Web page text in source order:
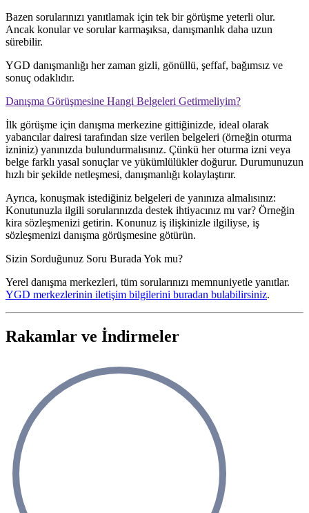
Bazen sorularınızı yanıtlamak için tek bir görüşme yeterli olur.
Ancak konular ve sorular karmaşıksa, danışmanlık daha uzun
sürebilir.
YGD danışmanlığı her zaman gizli, gönüllü, şeffaf, bağımsız ve
sonuç odaklıdır.
Danışma Görüşmesine Hangi Belgeleri Getirmeliyim?
İlk görüşme için danışma merkezine gittiğinizde, ideal olarak
yabancılar dairesi tarafından size verilen belgeleri (örneğin oturma
izniniz) yanınızda bulundurmalısınız. Çünkü her oturma izni veya
belge farklı yasal sonuçlar ve yükümlülükler doğurur. Durumunuzun
hızlı bir şekilde netleşmesi, danışmanlığı kolaylaştırır.
Ayrıca, konuşmak istediğiniz belgeleri de yanınıza almalısınız:
Konutunuzla ilgili sorularınızda destek ihtiyacınız mı var? Örneğin
kira sözleşmenizi getirin. Konunuz iş ilişkinizle ilgiliyse, iş
sözleşmenizi danışma görüşmesine götürün.
Sizin Sorduğunuz Soru Burada Yok mu?
Yerel danışma merkezleri, tüm sorularınızı memnuniyetle yanıtlar.
YGD merkezlerinin iletişim bilgilerini buradan bulabilirsiniz.
Rakamlar ve İndirmeler